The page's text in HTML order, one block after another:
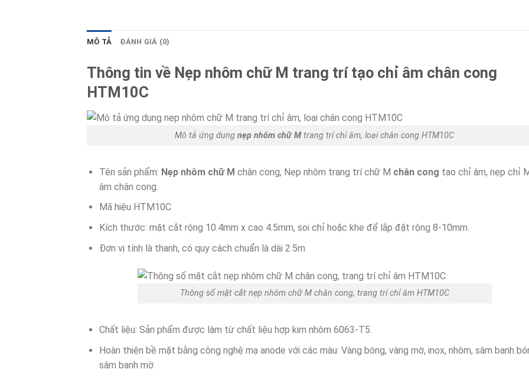
MÔ TẢ ĐÁNH GIÁ (0)
Thông tin về Nẹp nhôm chữ M trang trí tạo chỉ âm chân cong
HTM10C
Mô tả ứng dụngnẹp nhôm chữ Mtrang trí chỉ âm, loại chân cong HTM10C
Tên sản phẩm: Nẹp nhôm chữ M chân cong, Nẹp nhôm trang trí chữ M chân cong tạo chỉ âm, nẹp chỉ
âm chân cong.
Mã hiệu HTM10C
Kích thước: mặt cắt rộng 10.4mm x cao 4.5mm, soi chỉ hoặc khe để lắp đặt rộng 8-10mm.
Đơn vị tính là thanh, có quy cách chuẩn là dài 2.5m
Thông số mặt cắt nẹp nhôm chữ M chân cong, trang trí chỉ âm HTM10C
Chất liệu: Sản phẩm được làm từ chất liệu hợp kim nhôm 6063-T5.
Hoàn thiện bề mặt bằng công nghệ mạ anode với các màu: Vàng bóng, vàng mờ, inox, nhôm, sâm banh
sâm banh mờ.